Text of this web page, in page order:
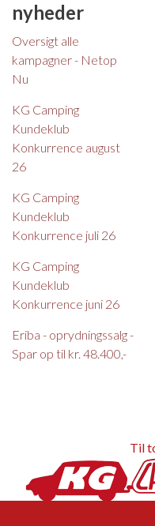
nyheder
Oversigt alle
kampagner - Netop
Nu
KG Camping
Kundeklub
Konkurrence august
26
KG Camping
Kundeklub
Konkurrence juli 26
KG Camping
Kundeklub
Konkurrence juni 26
Eriba - oprydningssalg -
Spar op til kr. 48.400,-
Til